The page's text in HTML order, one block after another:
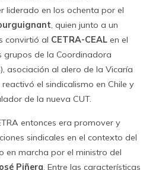
democracia.
Carlos Canoa CETRA y -según
salesianos quienes enviaron
Izquierda Cristiana a estudiar a
Estudios de América Latina.
la integración de la IC al Partido
otros negocios con
del exilio, como
Tijoux , sin mayores resultados.
a sus cercanos que el concepto
que se conoce a la facción